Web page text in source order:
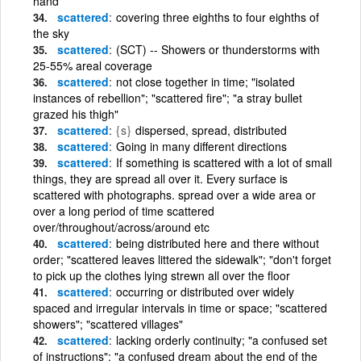
scattered covering three eighths to four eighths of
the sky
scattered (SCT) -- Showers or thunderstorms with
25-55% areal coverage
scattered not close together in time; "isolated
instances of rebellion"; "scattered fire"; "a stray bullet
grazed his thigh"
scattered {s} dispersed, spread, distributed
scattered Going in many different directions
scattered If something is scattered with a lot of small
things, they are spread all over it. Every surface is
scattered with photographs. spread over a wide area or
over a long period of time scattered
over/throughout/across/around etc
scattered being distributed here and there without
order; "scattered leaves littered the sidewalk"; "don't forget
to pick up the clothes lying strewn all over the floor
scattered occurring or distributed over widely
spaced and irregular intervals in time or space; "scattered
showers"; "scattered villages"
scattered lacking orderly continuity; "a confused set
of instructions"; "a confused dream about the end of the